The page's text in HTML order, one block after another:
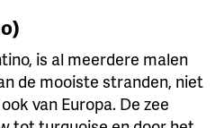
is al meerdere malen
de mooiste stranden, niet
van Europa. De zee